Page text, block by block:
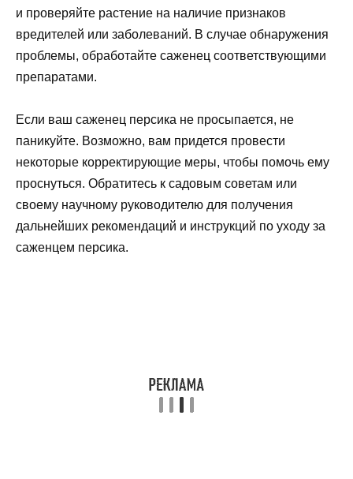
и проверяйте растение на наличие признаков
вредителей или заболеваний. В случае обнаружения
проблемы, обработайте саженец соответствующими
препаратами.
Если ваш саженец персика не просыпается, не
паникуйте. Возможно, вам придется провести
некоторые корректирующие меры, чтобы помочь ему
проснуться. Обратитесь к садовым советам или
своему научному руководителю для получения
дальнейших рекомендаций и инструкций по уходу за
саженцем персика.